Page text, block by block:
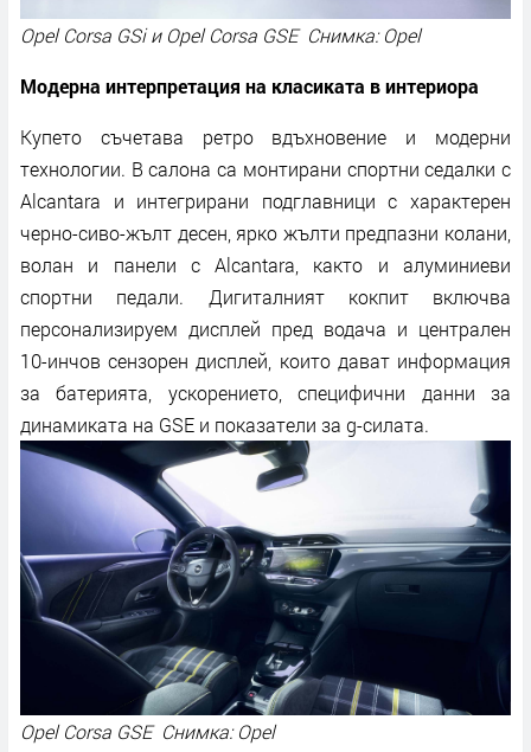
Opel Corsa GSi и Opel Corsa GSE Снимка: Opel
Модерна интерпретация на класиката в интериора
Купето съчетава ретро вдъхновение и модерни
технологии. В салона са монтирани спортни седалки с
Alcantara и интегрирани подглавници с характерен
черно-сиво-жълт десен, ярко жълти предпазни колани,
волан и панели с Alcantara, както и алуминиеви
спортни педали. Дигиталният кокпит включва
персонализируем дисплей пред водача и централен
10-инчов сензорен дисплей, които дават информация
за батерията, ускорението, специфични данни за
динамиката на GSE и показатели за g-силата.
Opel Corsa GSE Снимка: Opel